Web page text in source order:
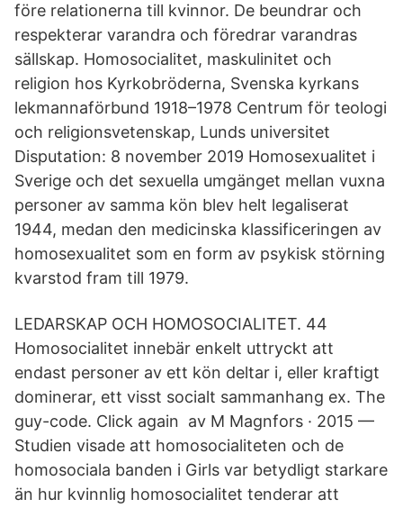
före relationerna till kvinnor. De beundrar och
respekterar varandra och föredrar varandras
sällskap. Homosocialitet, maskulinitet och
religion hos Kyrkobröderna, Svenska kyrkans
lekmannaförbund 1918–1978 Centrum för teologi
och religionsvetenskap, Lunds universitet
Disputation: 8 november 2019 Homosexualitet i
Sverige och det sexuella umgänget mellan vuxna
personer av samma kön blev helt legaliserat
1944, medan den medicinska klassificeringen av
homosexualitet som en form av psykisk störning
kvarstod fram till 1979.
LEDARSKAP OCH HOMOSOCIALITET. 44
Homosocialitet innebär enkelt uttryckt att
endast personer av ett kön deltar i, eller kraftigt
dominerar, ett visst socialt sammanhang ex. The
guy-code. Click again av M Magnfors · 2015 —
Studien visade att homosocialiteten och de
homosociala banden i Girls var betydligt starkare
än hur kvinnlig homosocialitet tenderar att